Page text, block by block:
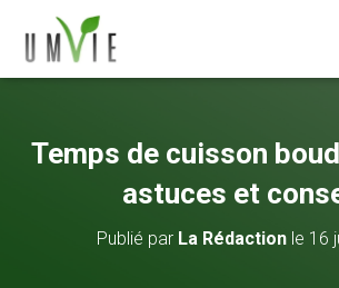
Temps de cuisson
astuces et
Publié par La Rédactionle 16